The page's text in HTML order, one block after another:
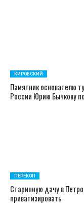
КИРОВСКИЙ
Памятник основателю
России Юрию Бычкову
ПЕРЕКОП
Старинную дачу в
приватизировать